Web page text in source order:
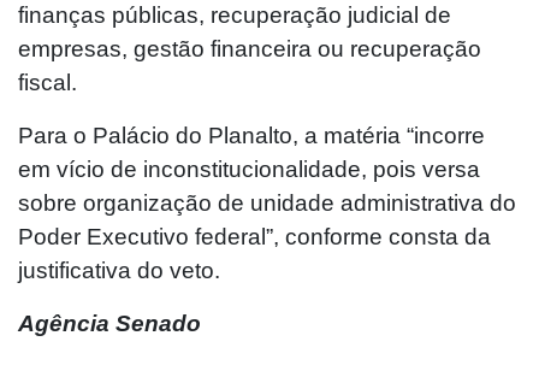
finanças públicas, recuperação judicial de
empresas, gestão financeira ou recuperação
fiscal.
Para o Palácio do Planalto, a matéria “incorre
em vício de inconstitucionalidade, pois versa
sobre organização de unidade administrativa do
Poder Executivo federal”, conforme consta da
justificativa do veto.
Agência Senado